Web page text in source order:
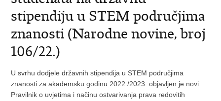
stipendiju u STEM područjima
znanosti (Narodne novine, broj
106/22.)
U svrhu dodjele državnih stipendija u STEM područjima
znanosti za akademsku godinu 2022./2023. objavljen je novi
Pravilnik o uvjetima i načinu ostvarivanja prava redovitih